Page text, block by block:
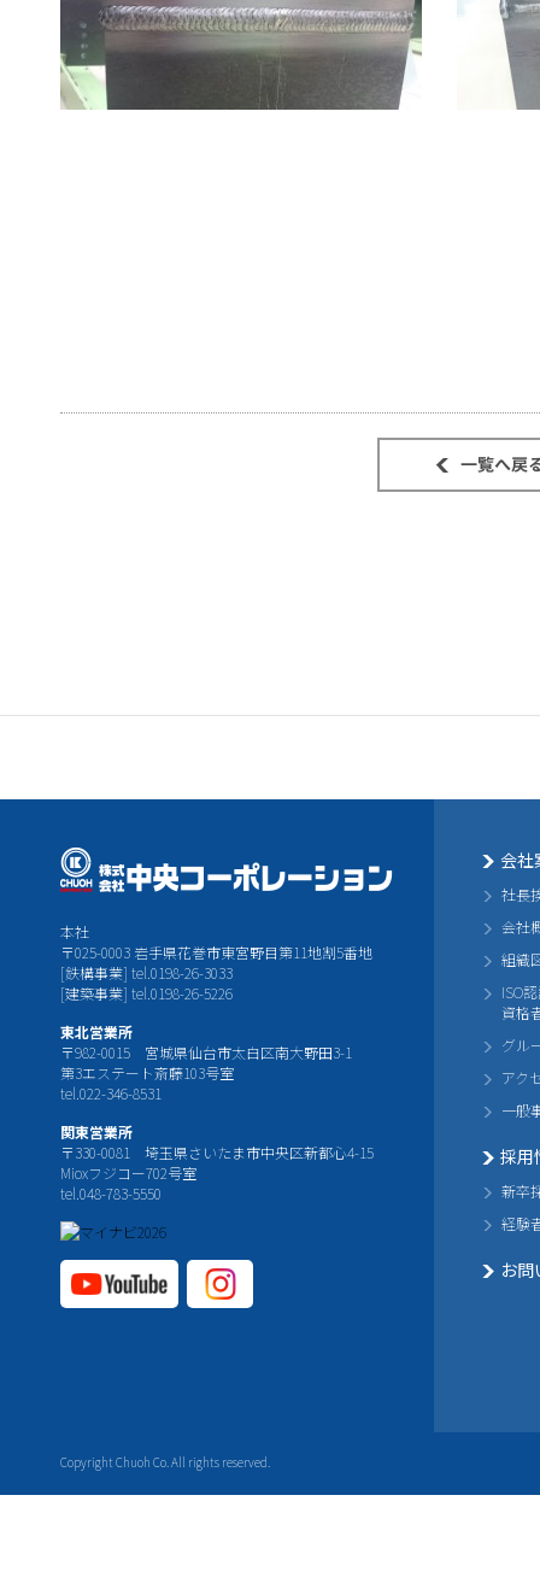
本社
〒025-0003 岩手県花巻市東宮野目第11地割5番地
[鉄構事業] tel.0198-26-3033
[建築事業] tel.0198-26-5226
東北営業所
〒982-0015 宮城県仙台市太白区南大野田3-1
第3エステート斎藤103号室
tel.022-346-8531
関東営業所
〒330-0081 埼玉県さいたま市中央区新都心4-15
Mioxフジコー702号室
tel.048-783-5550
Copyright Chuoh Co. All rights reserved.
会社
社長
会社
組織
ISO
資格
グル
アク
一般
採用
新卒
経験
お